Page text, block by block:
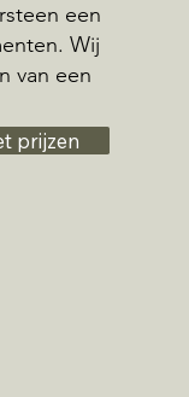
een
Wij
van een
prijzen